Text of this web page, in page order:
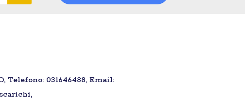
Telefono: 031646488, Email: